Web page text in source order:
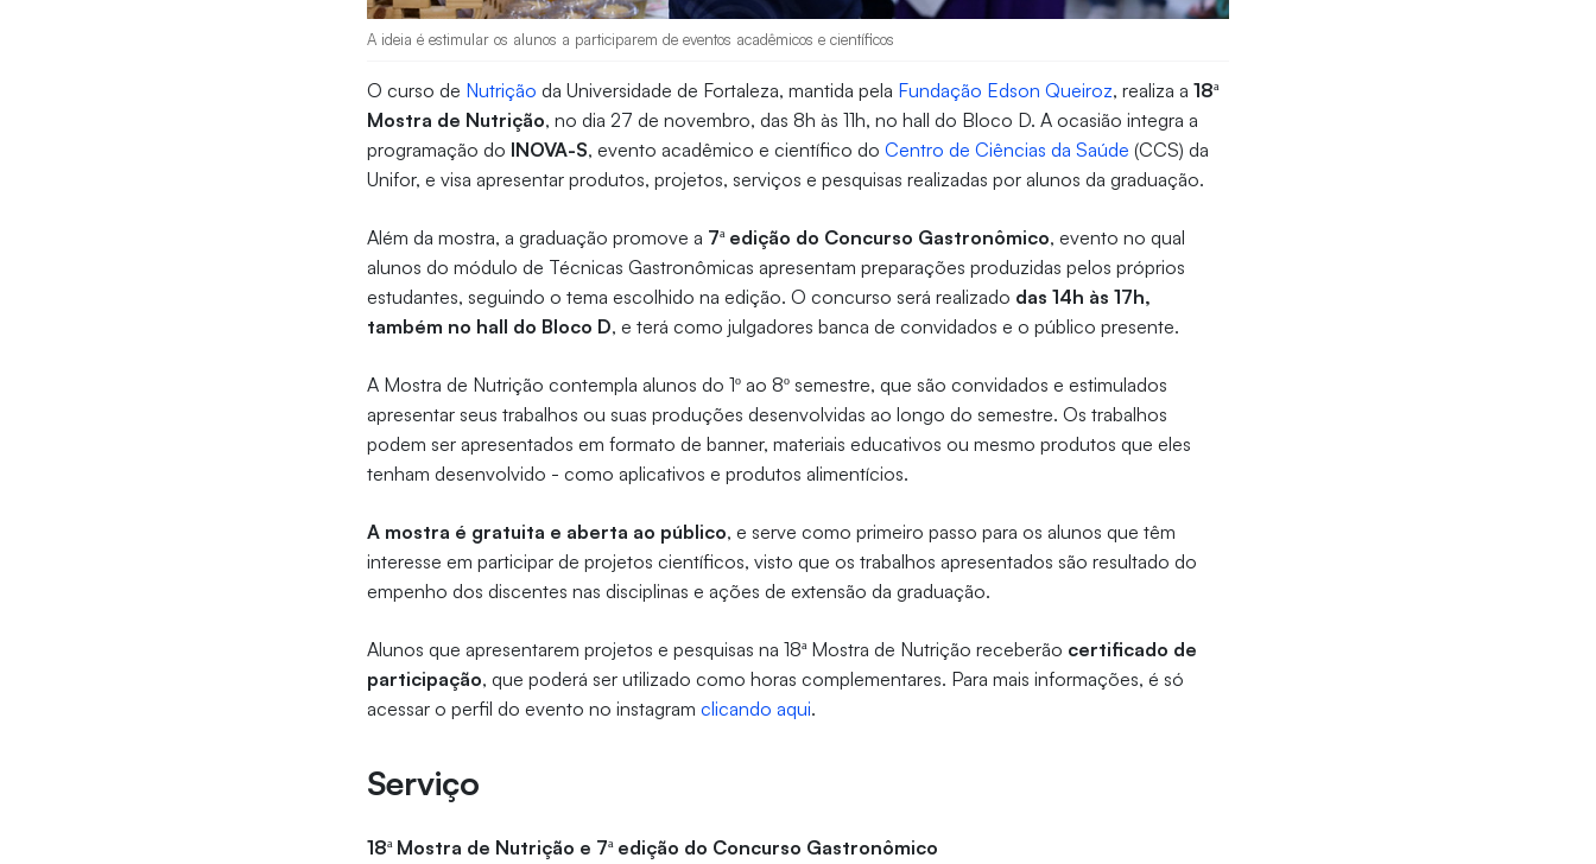
A ideia é estimular os alunos a participarem de eventos acadêmicos e científicos
O curso de Nutrição da Universidade de Fortaleza, mantida pela Fundação Edson Queiroz, realiza a18ª
Mostra de Nutrição, no dia 27 de novembro, das 8h às 11h, no hall do Bloco D. A ocasião integra a
programação do INOVA-S, evento acadêmico e científico doCentro de Ciências da Saúde (CCS) da
Unifor, e visa apresentar produtos, projetos, serviços e pesquisas realizadas por alunos da graduação.
Além da mostra, a graduação promove a 7ª edição do Concurso Gastronômico, evento no qual
alunos do módulo de Técnicas Gastronômicas apresentam preparações produzidas pelos próprios
estudantes, seguindo o tema escolhido na edição. O concurso será realizado das 14h às 17h,
também no hall do Bloco D, e terá como julgadores banca de convidados e o público presente.
A Mostra de Nutrição contempla alunos do 1º ao 8º semestre, que são convidados e estimulados
apresentar seus trabalhos ou suas produções desenvolvidas ao longo do semestre. Os trabalhos
podem ser apresentados em formato de banner, materiais educativos ou mesmo produtos que eles
tenham desenvolvido - como aplicativos e produtos alimentícios.
A mostra é gratuita e aberta ao público, e serve como primeiro passo para os alunos que têm
interesse em participar de projetos científicos, visto que os trabalhos apresentados são resultado do
empenho dos discentes nas disciplinas e ações de extensão da graduação.
Alunos que apresentarem projetos e pesquisas na 18ª Mostra de Nutrição receberão certificado de
participação, que poderá ser utilizado como horas complementares. Para mais informações, é só
acessar o perfil do evento no instagramclicando aqui.
Serviço
18ª Mostra de Nutrição e 7ª edição do Concurso Gastronômico